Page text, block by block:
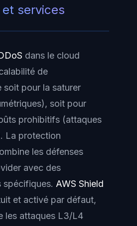
services
dans le cloud
de
soit pour la saturer
soit pour
prohibitifs (attaques
La protection
les défenses
avec des
spécifiques. AWS Shield
et activé par défaut,
les attaques L3/L4